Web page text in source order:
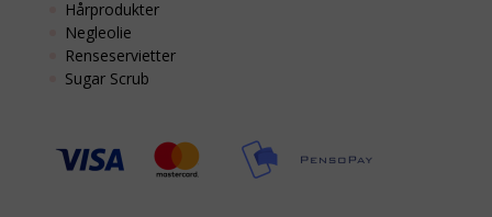
Hårprodukter
Negleolie
Renseservietter
Sugar Scrub